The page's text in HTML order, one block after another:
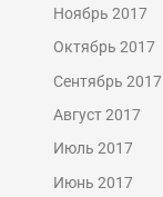
Ноябрь 2017
Октябрь 2017
Сентябрь 2017
Август 2017
Июль 2017
Июнь 2017